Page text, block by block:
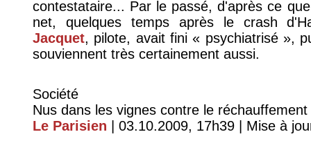
contestataire... Par le passé, d'après ce
net, quelques temps après le crash
Jacquet, pilote, avait fini « psychiatrisé »,
souviennent très certainement aussi.
Société
Nus dans les vignes contre le
Le Parisien | 03.10.2009, 17h39 | Mise à